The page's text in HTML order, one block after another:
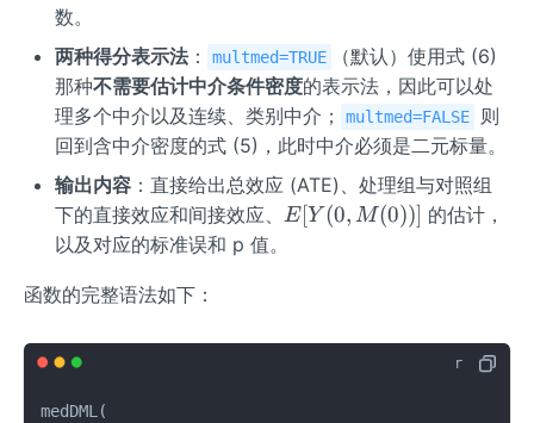
数。
两种得分表示法： multmed=TRUE
（默认）使用式 (6)
那种不需要估计中介条件密度的表示法，因此可以处
理多个中介以及连续、类别中介；
multmed=FALSE
则
回到含中介密度的式 (5)，此时中介必须是二元标量。
输出内容：直接给出总效应 (ATE)、处理组与对照组
下的直接效应和间接效应、
E[Y
E[Y (0, M(0))] 的估计，
以及对应的标准误和 p 值。
函数的完整语法如下：
medDML(